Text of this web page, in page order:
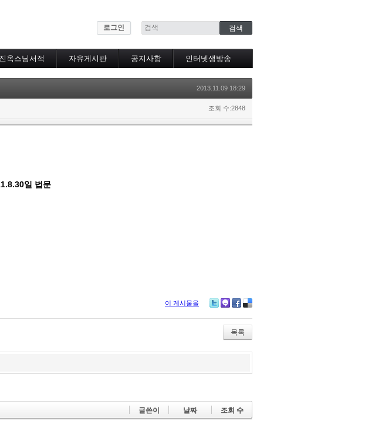
로그인
진옥스님서적 자유게시판 공지사항 인터넷생방송
2013.11.09 18:29
조회 수:2848
일 법문
이 게시물을
y
bo
ok
ou
s
목록
글쓴이 날짜 조회 수